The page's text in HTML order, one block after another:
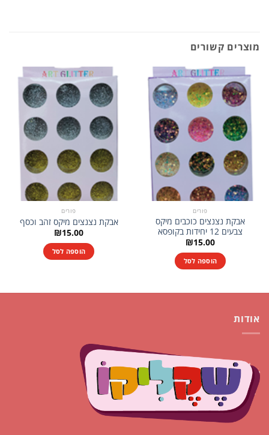
מוצרים קשורים
פורים
אבקת נצנצים כוכבים מיקס
צבעים 12 יחידות בקופסא
₪15.00
הוספה לסל
פורים
אבקת נצנצים מיקס זהב וכסף
₪15.00
הוספה לסל
אודות